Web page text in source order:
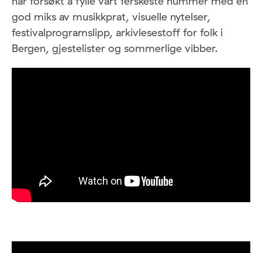
god miks av musikkprat, visuelle nytelser,
festivalprogramslipp, arkivlesestoff for folk i
Bergen, gjestelister og sommerlige vibber.